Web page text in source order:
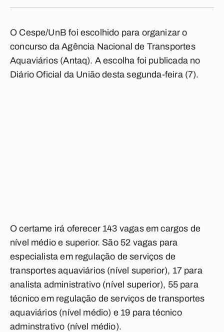
O Cespe/UnB foi escolhido para organizar o
concurso da Agência Nacional de Transportes
Aquaviários (Antaq). A escolha foi publicada no
Diário Oficial da União desta segunda-feira (7).
O certame irá oferecer 143 vagas em cargos de
nível médio e superior. São 52 vagas para
especialista em regulação de serviços de
transportes aquaviários (nível superior), 17 para
analista administrativo (nível superior), 55 para
técnico em regulação de serviços de transportes
aquaviários (nível médio) e 19 para técnico
adminstrativo (nível médio).